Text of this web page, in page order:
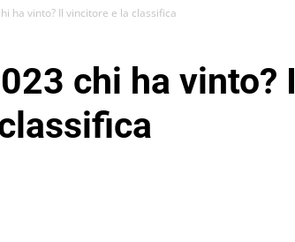
ha vinto? Il vincitore e la classifica
chi ha vinto? Il